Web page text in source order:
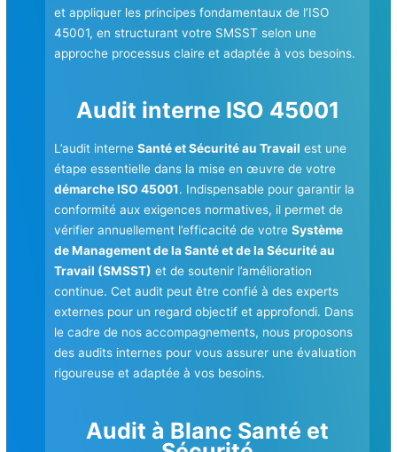
et appliquer les principes fondamentaux de l’ISO
45001, en structurant votre SMSST selon une
approche processus claire et adaptée à vos besoins.
Audit interne ISO 45001
L’audit interneSanté et Sécurité au Travail est une
étape essentielle dans la mise en œuvre de votre
démarche ISO 45001. Indispensable pour garantir la
conformité aux exigences normatives, il permet de
vérifier annuellement l’efficacité de votreSystème
de Management de la Santé et de la Sécurité au
Travail (SMSST) et de soutenir l’amélioration
continue. Cet audit peut être confié à des experts
externes pour un regard objectif et approfondi. Dans
le cadre de nos accompagnements, nous proposons
des audits internes pour vous assurer une évaluation
rigoureuse et adaptée à vos besoins.
Audit à Blanc Santé et